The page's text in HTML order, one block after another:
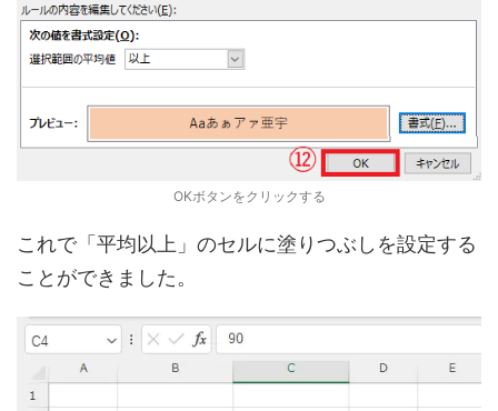
OKボタンをクリックする
これで「平均以上」のセルに塗りつぶしを設定する
ことができました。